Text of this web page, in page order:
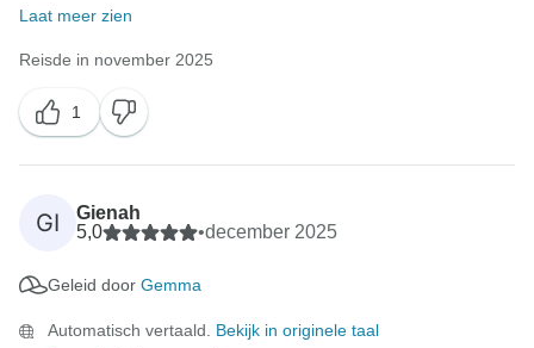
Laat meer zien
Reisde in november 2025
1
GI
Gienah
5,0
•december 2025
Geleid door Gemma
Automatisch vertaald. Bekijk in originele taal